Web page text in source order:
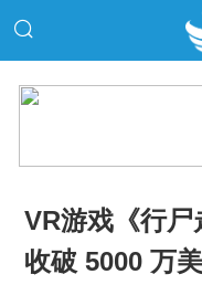
VR游戏《行
收破 5000 万